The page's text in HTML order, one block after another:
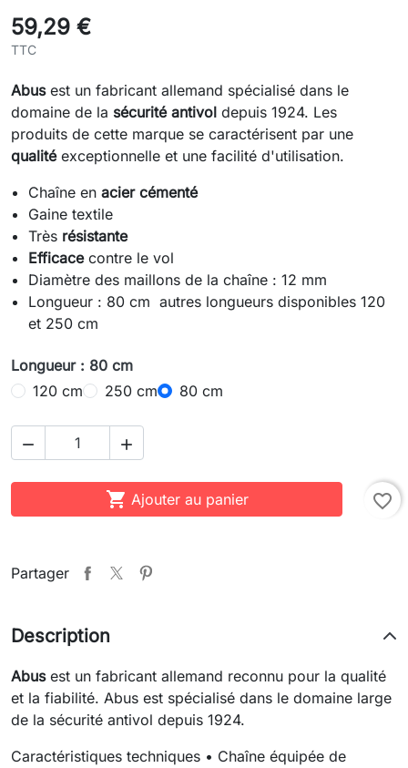
59,29 €
TTC
Abus est un fabricant allemand spécialisé dans le
domaine de la sécurité antivol depuis 1924. Les
produits de cette marque se caractérisent par une
qualité exceptionnelle et une facilité d'utilisation.
Chaîne enacier cémenté
Gaine textile
Très résistante
Efficacecontre le vol
Diamètre des maillons de la chaîne : 12 mm
Longueur : 80 cm autres longueurs disponibles 120
et 250 cm
Longueur : 80 cm
120 cm
250 cm 80 cm
 
 Ajouter au panier favorite_border
Partager
Description
Abus est un fabricant allemand reconnu pour la qualité
et la fiabilité. Abus est spécialisé dans le domaine large
de la sécurité antivol depuis 1924.
Caractéristiques techniques • Chaîne équipée de